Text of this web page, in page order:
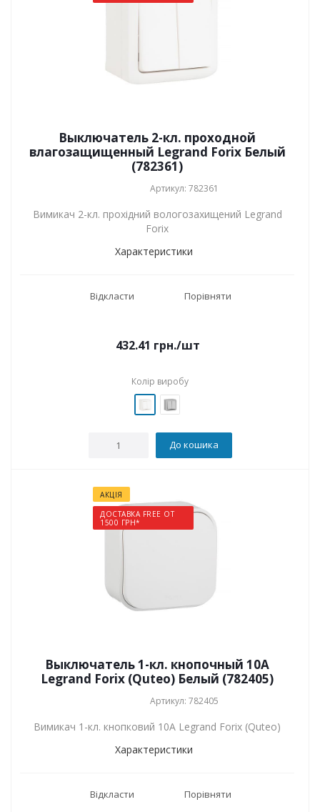
Выключатель 2-кл. проходной
влагозащищенный Legrand Forix Белый
(782361)
Артикул: 782361
Вимикач 2-кл. прохідний вологозахищений Legrand
Forix
Характеристики
Відкласти Порівняти
432.41 грн./шт
Колір виробу
До кошика
АКЦІЯ
ДОСТАВКА FREE ОТ
1500 ГРН*
Выключатель 1-кл. кнопочный 10A
Legrand Forix (Quteo) Белый (782405)
Артикул: 782405
Вимикач 1-кл. кнопковий 10A Legrand Forix (Quteo)
Характеристики
Відкласти Порівняти